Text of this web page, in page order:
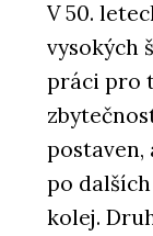
V 50.
vysokých
práci pro
postaven,
po
kolej.